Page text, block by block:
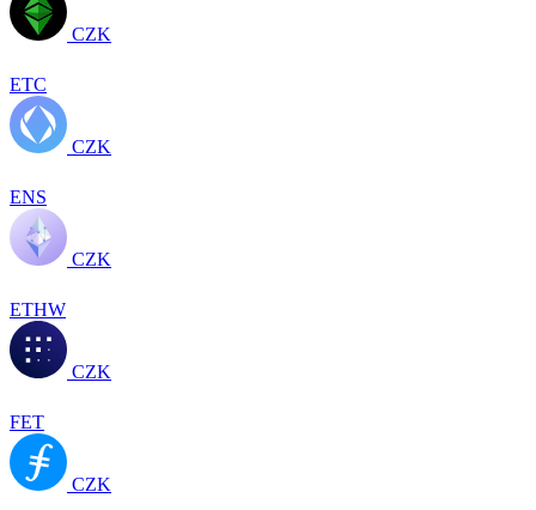
CZK
ETC
CZK
ENS
CZK
ETHW
CZK
FET
CZK